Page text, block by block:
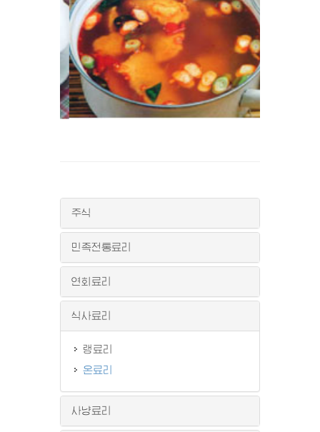
주식
민족전통료리
연회료리
식사료리
랭료리
온료리
사냥료리